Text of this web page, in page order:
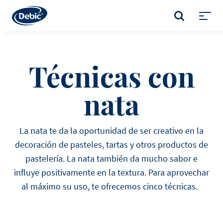
main
BUSCAR
Técnicas con
nata
La nata te da la oportunidad de ser creativo en la
decoración de pasteles, tartas y otros productos de
pastelería. La nata también da mucho sabor e
influye positivamente en la textura. Para aprovechar
al máximo su uso, te ofrecemos cinco técnicas.